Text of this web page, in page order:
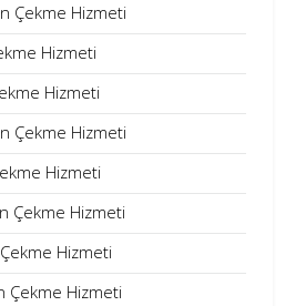
Çekme Hizmeti
Hizmeti
Hizmeti
Çekme Hizmeti
Hizmeti
Çekme Hizmeti
Hizmeti
Çekme Hizmeti